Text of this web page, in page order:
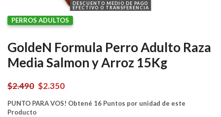
DESCUENTO MEDIO DE PAGO
EFECTIVO O TRANSFERENCIA
PERROS ADULTOS
GoldeN Formula Perro Adulto Raza
Media Salmon y Arroz 15Kg
$2.490 El
precio
$2.350El
precio
PUNTO PARA VOS! Obtené 16 Puntos por unidad de este
Producto